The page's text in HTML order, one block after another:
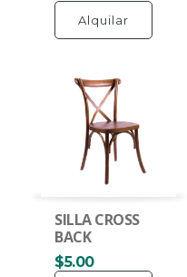
Alquilar
SILLA CROSS
BACK
$5.00